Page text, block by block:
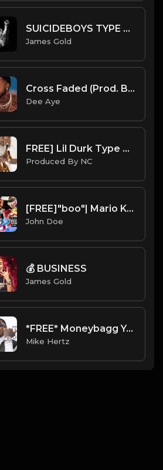
SUICIDEBOYS TYPE BEAT - CRACK | PROD. JAMES GOLD
James Gold
Cross Faded (Prod. By Dee Aye & IfGod Mayde Beatz)
Dee Aye
FREE] Lil Durk Type Beat | 2021 | "Heartless" | Pain Type Beat | @ProdbyNc
Produced By NC
[FREE]"boo"| Mario Kart in the hood type beat
John Doe
💰 BUSINESS
James Gold
*FREE* Moneybagg Yo x G Herbo Type Beat - "Battle" [Prod. by @mikehertz808 + @amniskilledit]
Mike Hertz